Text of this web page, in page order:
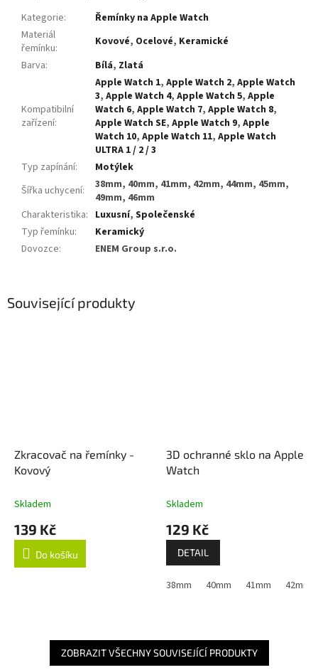
Související produkty
Zkracovač na řemínky -
Kovový
Skladem
139 Kč
Do košíku
3D ochranné sklo na Apple
Watch
Skladem
129 Kč
DETAIL
38mm 40mm 41mm 42mm
ZOBRAZIT VŠECHNY SOUVISEJÍCÍ PRODUKTY
Kategorie:
Řemínky na Apple Watch
Materiál
řemínku: Kovové, Ocelové, Keramické
Barva: Bílá, Zlatá
Kompatibilní
zařízení:
Apple Watch 1, Apple Watch 2, Apple Watch
3, Apple Watch 4, Apple Watch 5, Apple
Watch 6, Apple Watch 7, Apple Watch 8,
Apple Watch SE, Apple Watch 9, Apple
Watch 10, Apple Watch 11, Apple Watch
ULTRA 1 / 2 / 3
Typ zapínání:
Motýlek
Šířka uchycení:
38mm, 40mm, 41mm, 42mm, 44mm, 45mm,
49mm, 46mm
Charakteristika: Luxusní, Společenské
Typ řemínku:
Keramický
Dovozce: ENEM Group s.r.o.